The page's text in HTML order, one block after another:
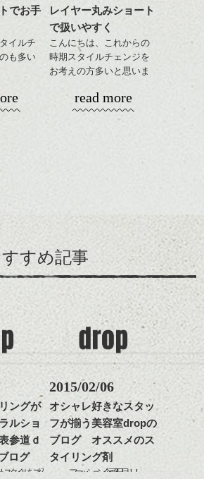
た印象
組み合
できる
味でク
もおす
スする
質感調
ーマで
ングが
ルやワ
るだけ
スタイリング方法は全体
をドライした後、
ワックスとオイルを混ぜ
ながらもみこみ、なじま
質感をかるくととのえな
がら耳かけアレンジする
のも良い感じです。
これからのスタイルチェ
ンジ、似合うカラーリン
グの事やお手入れ方法な
ど
是非なんでもご相談して
下さいね。
シバタ
でお手
イルチ
も多い
もこれ
おすす
象にな
ットし
す。
を綺麗
るカラ
して透
レイヤー丸みショート
で扱いやすく
こんにちは、これからの
時期スタイルチェンジを
お考えの方多いと思いま
コンパクトなフォルムが
そんなショートカット。
出できるので、
この時期とてもおすすめ
ナチュラルなベージュカ
ラーで全体にツヤと透明
感をプラスして
質感も綺麗に見せやす
く。
スタイリング方法は全体
をドライした後、
ワックスとオイルを混ぜ
ながらもみこみ、なじま
せます。
質感をかるくととのえな
read more
すめ記事
ングが
ルショ
参道ｄ
ログ
スタイルをご紹
2015/02/06
オシャレ好きなスタッ
フが揃う美容室dropの
ブログ オススメのス
タイリング剤
ファッション企画3日目！！